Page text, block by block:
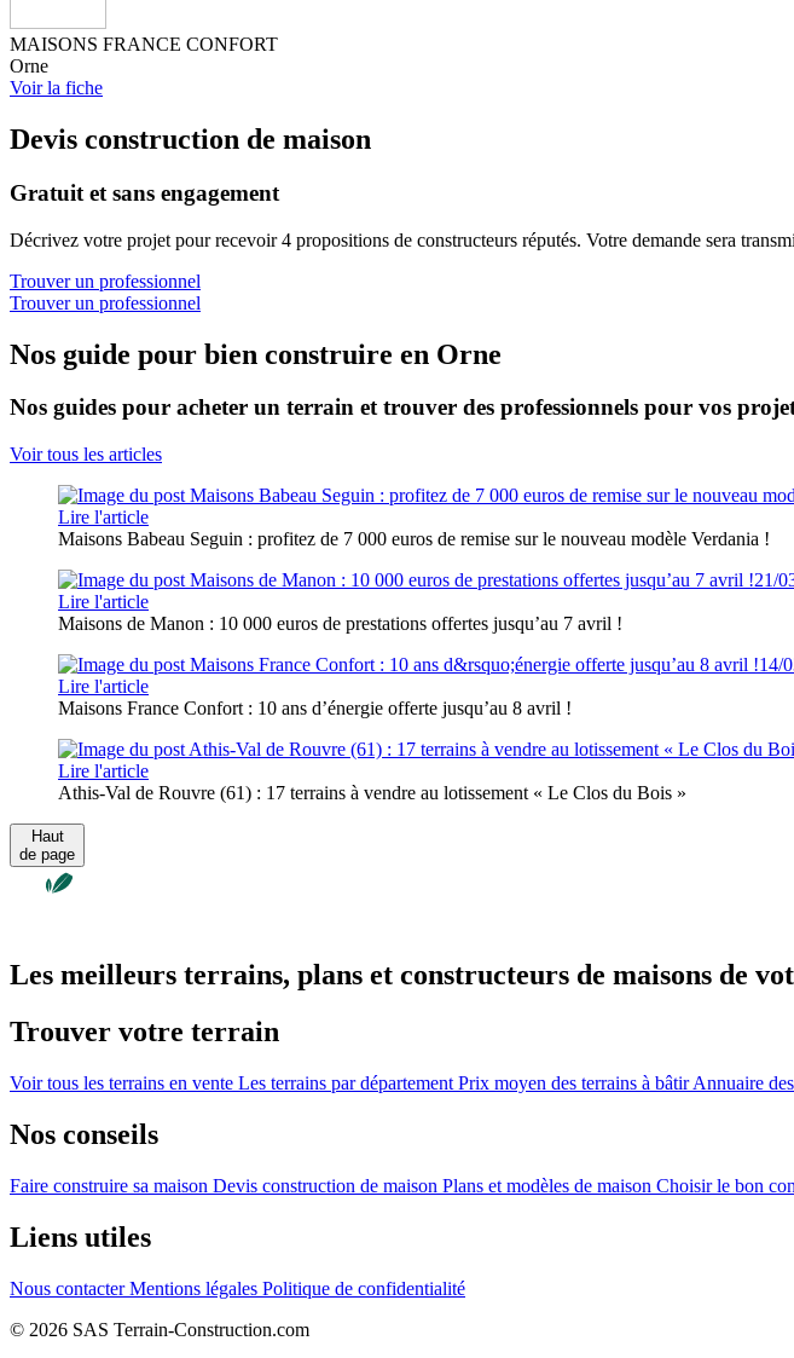
MAISONS FRANCE CONFORT
Orne
Voir la fiche
Devis construction de maison
Gratuit et sans engagement
Décrivez votre projet pour recevoir 4 propositions de constructeurs réputés. Votre demande sera
Trouver un professionnel
Trouver un professionnel
Nos guide pour bien construire en Orne
Nos guides pour acheter un terrain et trouver des professionnels pour vos
Voir tous les articles
Lire l'article
Maisons Babeau Seguin : profitez de 7 000 euros de remise sur le nouveau modèle Verdania !
21/
Lire l'article
Maisons de Manon : 10 000 euros de prestations offertes jusqu’au 7 avril !
14/
Lire l'article
Maisons France Confort : 10 ans d’énergie offerte jusqu’au 8 avril !
Lire l'article
Athis-Val de Rouvre (61) : 17 terrains à vendre au lotissement « Le Clos du Bois »
Haut
de page
Les meilleurs terrains, plans et constructeurs de maisons de
Trouver votre terrain
Voir tous les terrains en vente Les terrains par département Prix moyen des terrains à bâtirAnnuaire
Nos conseils
Faire construire sa maison Devis construction de maison Plans et modèles de maison Choisir le bon
Liens utiles
Nous contacterMentions légales Politique de confidentialité
© 2026 SAS Terrain-Construction.com